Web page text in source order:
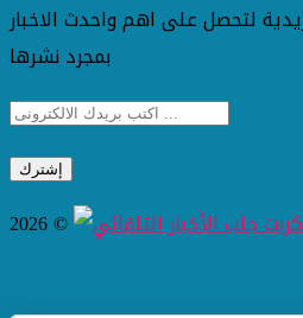
لتحصل على اهم واحدث الاخبار
بمجرد نشرها
2026 ©